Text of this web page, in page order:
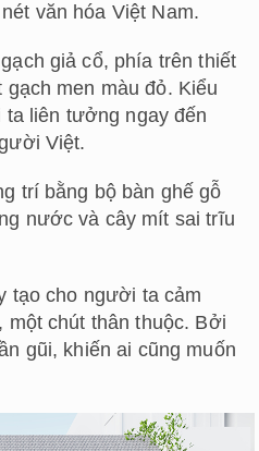
văn hóa Việt Nam.
giả cổ, phía trên thiết
men màu đỏ. Kiểu
liên tưởng ngay đến
Việt.
trí bằng bộ bàn ghế gỗ
nước và cây mít sai trĩu
tạo cho người ta cảm
một chút thân thuộc. Bởi
gũi, khiến ai cũng muốn